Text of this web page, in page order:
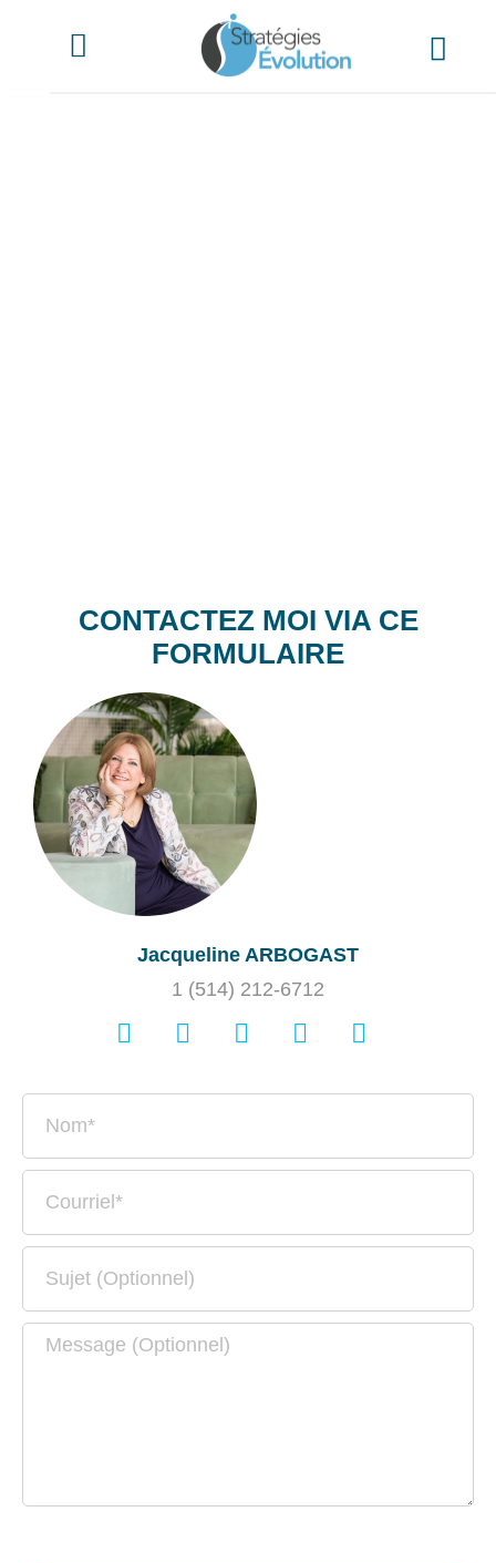
CONTACTEZ MOI VIA CE
FORMULAIRE
Jacqueline ARBOGAST
1 (514) 212-6712